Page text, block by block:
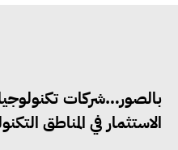
بالصور…شركات
الاستثمار في المناطق